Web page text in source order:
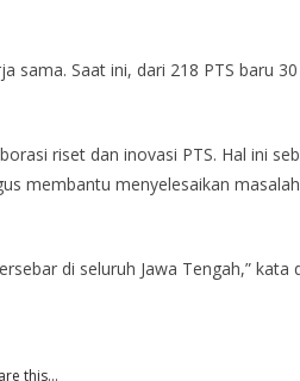
sama. Saat ini, dari 218 PTS baru
riset dan inovasi PTS. Hal ini
membantu menyelesaikan
di seluruh Jawa Tengah,” kata
this…